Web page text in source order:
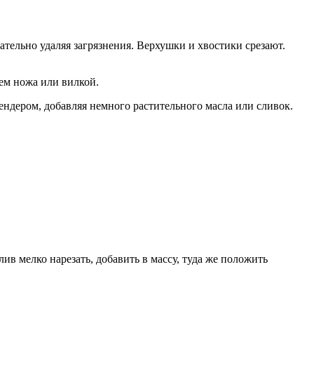
удаляя загрязнения. Верхушки и хвостики срезают.
ножа или вилкой.
добавляя немного растительного масла или сливок.
мелко нарезать, добавить в массу, туда же положить